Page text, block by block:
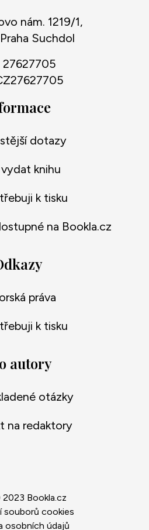
nám. 1219/1,
Suchdol
27627705
dotazy
knihu
k tisku
na Bookla.cz
práva
k tisku
autory
otázky
na redaktory
Bookla.cz
souborů cookies
osobních údajů